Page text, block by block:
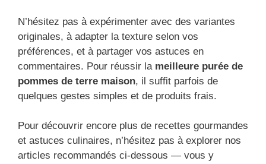
N’hésitez pas à expérimenter avec des variantes
originales, à adapter la texture selon vos
préférences, et à partager vos astuces en
commentaires. Pour réussir la meilleure purée de
pommes de terre maison, il suffit parfois de
quelques gestes simples et de produits frais.
Pour découvrir encore plus de recettes gourmandes
et astuces culinaires, n’hésitez pas à explorer nos
articles recommandés ci-dessous — vous y